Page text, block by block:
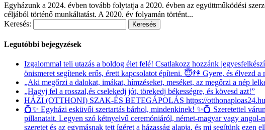
Egyházunk a 2024. évben tovább folytatja a 2020. évben az együttműködési
céljából történő munkáltatást. A 2020. év folyamán történt...
Keresés:
Legutóbbi bejegyzések
Izgalommal teli utazás a boldog élet felé! Csatlakozz hozzánk
önismeret segítenek erős, érett kapcsolatot építeni. 😇👫 Gyere, és élvezd a
„Aki megőrzi a dalokat, imákat, hímzéseket, meséket, az megőrzi a nép
„Hagyj fel a rosszal,és cselekedj jót, törekedj békességre, és kövesd azt!”
HÁZI (OTTHONI) SZAK-ÉS BETEGÁPOLÁS https://
💍✨ Egyházi esküvői szertartás bárhol, mindenkinek! ✨💍 Szeretettel
pillanatait. Legyen szó kétnyelvű ceremóniáról, német-magyar vagy
szeretet és az egymásnak tett ígéret a házasság alapja, és mi segítünk